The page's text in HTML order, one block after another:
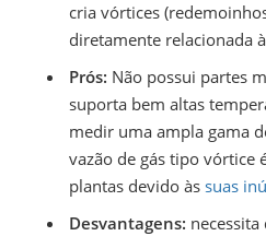
cria vórtices
diretamente relacionada
Prós: Não possui partes
suporta bem altas
medir uma ampla gama
vazão de gás tipo vórtice
plantas devido às suas
Desvantagens: